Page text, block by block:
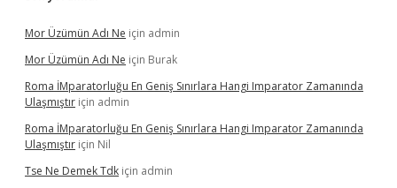
Mor Üzümün Adı Ne için admin
Mor Üzümün Adı Ne için Burak
Roma İMparatorluğu En Geniş Sınırlara Hangi Imparator Zamanında
Ulaşmıştır için admin
Roma İMparatorluğu En Geniş Sınırlara Hangi Imparator Zamanında
Ulaşmıştır için Nil
Tse Ne Demek Tdk için admin